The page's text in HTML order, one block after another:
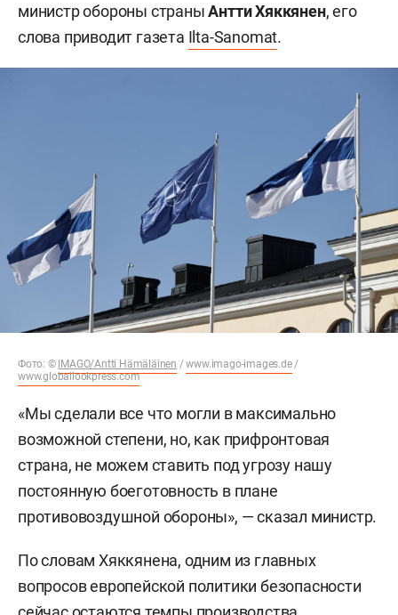
министр обороны страныАнтти Хяккянен, его
слова приводит газета Ilta-Sanomat.
Фото: © IMAGO/Antti Hämäläinen /www.imago-images.de/
www.globallookpress.com
«Мы сделали все что могли в максимально
возможной степени, но, как прифронтовая
страна, не можем ставить под угрозу нашу
постоянную боеготовность в плане
противовоздушной обороны», — сказал министр.
По словам Хяккянена, одним из главных
вопросов европейской политики безопасности